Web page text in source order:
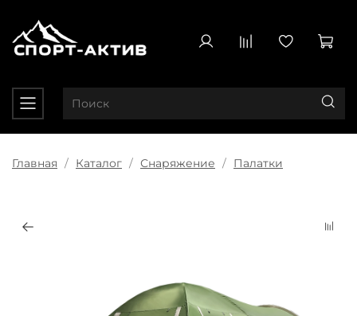
Главная Каталог Снаряжение Палатки